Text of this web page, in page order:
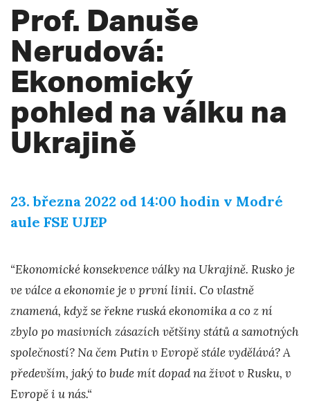
Prof. Danuše
Nerudová:
Ekonomický
pohled na válku na
Ukrajině
23. března 2022 od 14:00 hodin v Modré
aule FSE UJEP
“Ekonomické konsekvence války na Ukrajině. Rusko je
ve válce a ekonomie je v první linii. Co vlastně
znamená, když se řekne ruská ekonomika a co z ní
zbylo po masivních zásazích většiny států a samotných
společností? Na čem Putin v Evropě stále vydělává? A
především, jaký to bude mít dopad na život v Rusku, v
Evropě i u nás.“